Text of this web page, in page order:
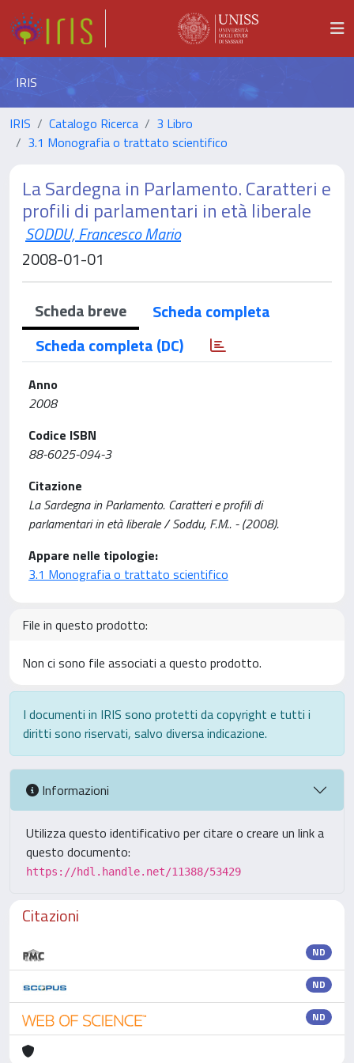
IRIS
IRIS Catalogo Ricerca
3 Libro
3.1 Monografia o trattato scientifico
La Sardegna in Parlamento. Caratteri e
profili di parlamentari in età liberale
SODDU, Francesco Mario
2008-01-01
Scheda breve
Scheda completa
Scheda completa (DC)
Anno
2008
Codice ISBN
88-6025-094-3
Citazione
La Sardegna in Parlamento. Caratteri e profili di
parlamentari in età liberale / Soddu, F.M.. - (2008).
Appare nelle tipologie:
3.1 Monografia o trattato scientifico
File in questo prodotto:
Non ci sono file associati a questo prodotto.
I documenti in IRIS sono protetti da copyright e tutti i
diritti sono riservati, salvo diversa indicazione.
Informazioni
Utilizza questo identificativo per citare o creare un link a
questo documento:
https://hdl.handle.net/11388/53429
Citazioni
ND
ND
ND